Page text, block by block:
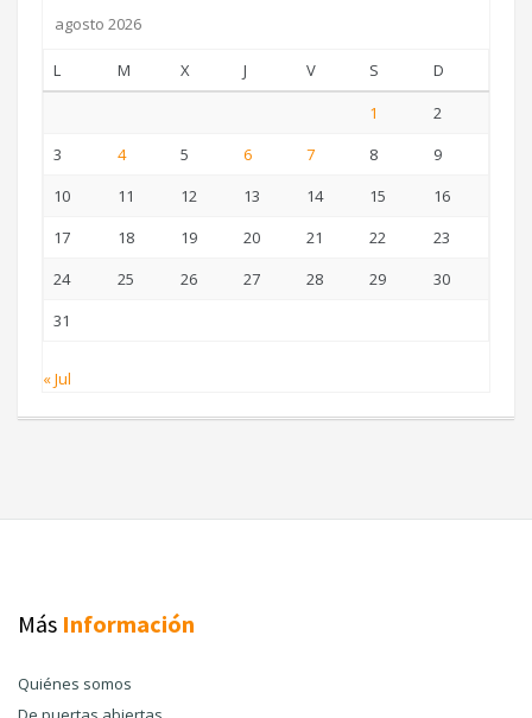
agosto 2026
L M X J V S
D
1
2
3
4 5 6 7 8
9
10
11 12 13 14 15
16
17
18 19 20 21 22
23
24
25 26 27 28 29
30
31
« Jul
Más Información
Quiénes somos